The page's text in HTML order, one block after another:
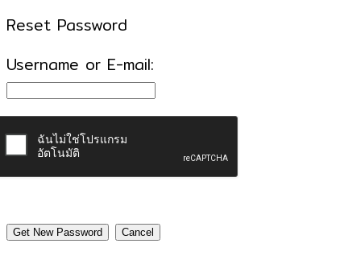
Reset Password
Username or E-mail: